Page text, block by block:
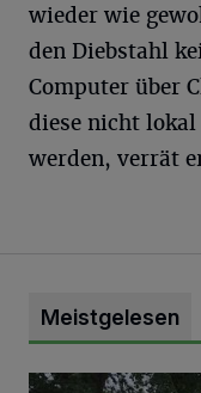
wieder wie
den Diebstahl
Computer über
diese nicht lokal
werden, verrät
Meistgelesen
Pünktlich zum